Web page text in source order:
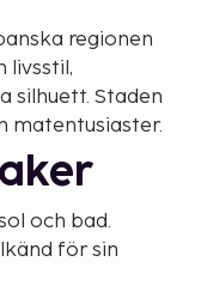
regionen
livsstil,
silhuett. Staden
matentusiaster.
och bad.
för sin